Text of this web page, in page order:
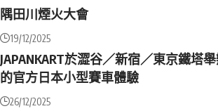
隅田川煙火大會
19/12/2025
JAPANKART於澀谷／新宿／東京鐵塔
的官方日本小型賽車體驗
26/12/2025